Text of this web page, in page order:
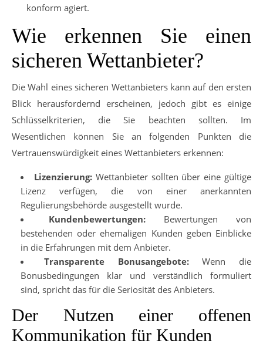
konform agiert.
Wie erkennen Sie einen
sicheren Wettanbieter?
Die Wahl eines sicheren Wettanbieters kann auf den ersten
Blick herausfordernd erscheinen, jedoch gibt es einige
Schlüsselkriterien, die Sie beachten sollten. Im
Wesentlichen können Sie an folgenden Punkten die
Vertrauenswürdigkeit eines Wettanbieters erkennen:
Lizenzierung:Wettanbieter sollten über eine gültige
Lizenz verfügen, die von einer anerkannten
Regulierungsbehörde ausgestellt wurde.
Kundenbewertungen: Bewertungen von
bestehenden oder ehemaligen Kunden geben Einblicke
in die Erfahrungen mit dem Anbieter.
Transparente Bonusangebote:Wenn die
Bonusbedingungen klar und verständlich formuliert
sind, spricht das für die Seriosität des Anbieters.
Der Nutzen einer offenen
Kommunikation für Kunden